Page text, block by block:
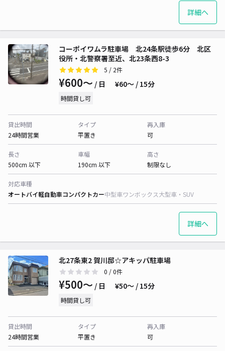
詳細へ
コーポイワムラ駐車場 北24条駅徒歩6分 北区
役所・北警察署至近、北23条西8-3
5 / 2件
¥600〜 / 日 ¥60〜 / 15分
時間貸し可
貸出時間
24時間営業
タイプ
平置き
再入庫
可
長さ
500cm 以下
車幅
190cm 以下
高さ
制限なし
対応車種
オートバイ軽自動車コンパクトカー中型車ワンボックス大型車・SUV
詳細へ
北27条東2 賀川邸☆アキッパ駐車場
0 / 0件
¥500〜 / 日 ¥50〜 / 15分
時間貸し可
貸出時間
24時間営業
タイプ
平置き
再入庫
可